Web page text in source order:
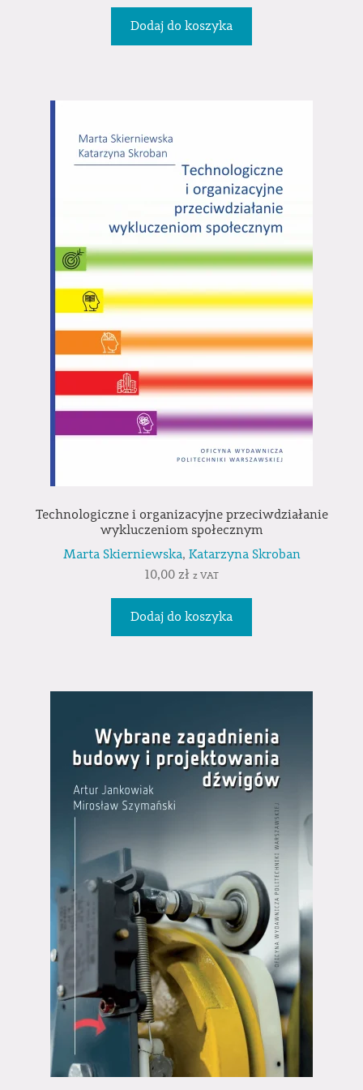
Dodaj do koszyka
Technologiczne i organizacyjne przeciwdziałanie
wykluczeniom społecznym
Marta Skierniewska, Katarzyna Skroban
10,00 zł z VAT
Dodaj do koszyka